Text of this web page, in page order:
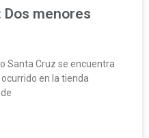
Dos menores
Santa Cruz se encuentra
en la tienda